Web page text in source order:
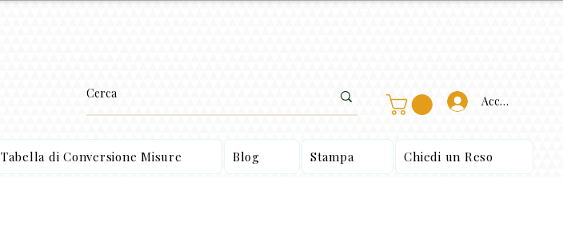
Accedi
Tabella di Conversione Misure Blog Stampa Chiedi un Reso